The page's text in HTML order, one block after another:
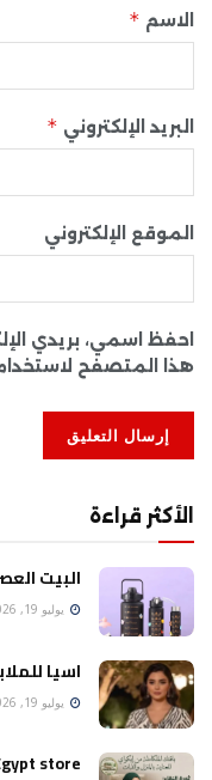
الاسم *
البريد الإلكتروني *
الموقع الإلكتروني
احفظ اسمي، بريدي
هذا المتصفح
الأكثر قراءة
البيت
يوليو 19, 2026
اسيا
يوليو 19, 2026
store